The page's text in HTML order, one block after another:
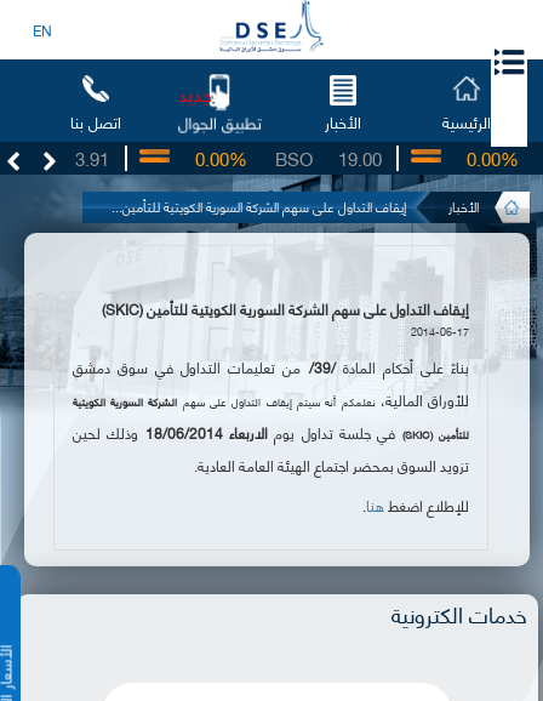
EN
الرئيسية الأخبار تطبيق الجوال
جديد
اتصل بنا
3.91
UG 19.00
BSO
0.00% 0.00%
الأخبار إيقاف التداول على سهم الشركة السورية الكويتية للتأمين...
إيقاف التداول على سهم الشركة السورية الكويتية للتأمين (SKIC)
2014-06-17
بناءً على أحكام المادة/39/
من تعليمات التداول في سوق دمشق
للأوراق المالية، نعلمكم أنه سيتم إيقاف التداول على سهم الشركة السورية الكويتية
للتأمين(
SKIC
) في جلسة تداول يومالاربعاء 18/06/2014
وذلك لحين
تزويد السوق بمحضر اجتماع الهيئة العامة العادية.
للإطلاع اضغطهنا.
خدمات الكترونية